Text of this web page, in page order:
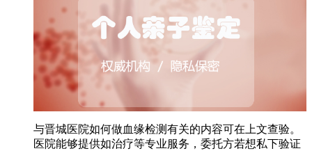
与晋城医院如何做血缘检测有关的内容可在上文查验。
医院能够提供如治疗等专业服务，委托方若想私下验证